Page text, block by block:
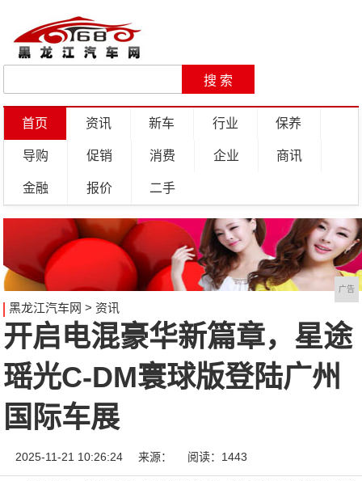
首页 资讯 新车 行业 保养
导购 促销 消费 企业 商讯
金融 报价 二手
广告
黑龙江汽车网 > 资讯
开启电混豪华新篇章，星途
瑶光C-DM寰球版登陆广州
国际车展
2025-11-21 10:26:24 来源： 阅读：1443